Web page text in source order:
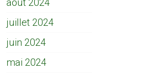
août 2024
juillet 2024
juin 2024
mai 2024